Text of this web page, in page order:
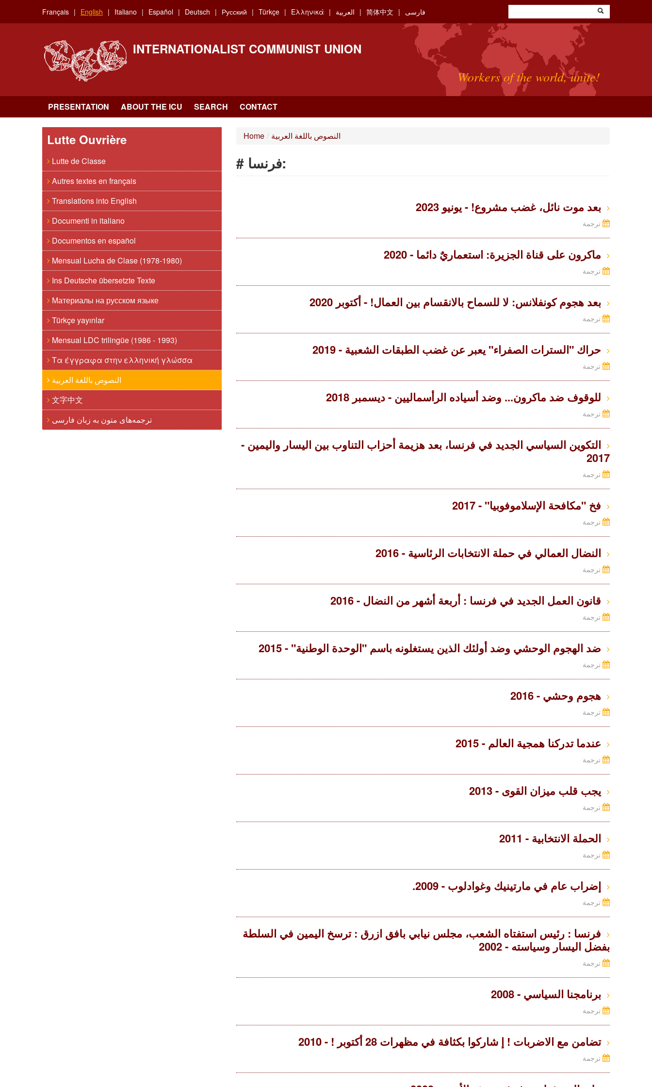
main
Français English Italiano Español Deutsch Русский Türkçe Ελληνικά العربية 简体中文 فارسی
INTERNATIONALIST COMMUNIST UNION
Workers of the world, unite!
PRESENTATION ABOUT THE ICU SEARCH CONTACT
Lutte Ouvrière
Lutte de Classe
Autres textes en français
Translations into English
Documenti in italiano
Documentos en español
Mensual Lucha de Clase (1978-1980)
Ins Deutsche übersetzte Texte
Материалы на русском языке
Türkçe yayınlar
Mensual LDC trilingüe (1986 - 1993)
Τα έγγραφα στην ελληνική γλώσσα
النصوص باللغة العربية
文字中文
ترجمه‌های متون به زبان فارسی
Home / النصوص باللغة العربية
# فرنسا:
بعد موت نائل، غضب مشروع! - يونيو 2023
ترجمة
ماكرون على قناة الجزيرة: استعماريٌ دائما - 2020
ترجمة
بعد هجوم كونفلانس: لا للسماح بالانقسام بين العمال! - أكتوبر 2020
ترجمة
حراك "السترات الصفراء" يعبر عن غضب الطبقات الشعبية - 2019
ترجمة
للوقوف ضد ماكرون... وضد أسياده الرأسماليين - ديسمبر 2018
ترجمة
التكوين السياسي الجديد في فرنسا، بعد هزيمة أحزاب التناوب بين اليسار واليمين -
2017
ترجمة
فخ "مكافحة الإسلاموفوبيا" - 2017
ترجمة
النضال العمالي في حملة الانتخابات الرئاسية - 2016
ترجمة
قانون العمل الجديد في فرنسا : أربعة أشهر من النضال - 2016
ترجمة
ضد الهجوم الوحشي وضد أولئك الذين يستغلونه باسم "الوحدة الوطنية" - 2015
ترجمة
هجوم وحشي - 2016
ترجمة
عندما تدركنا همجية العالم - 2015
ترجمة
يجب قلب ميزان القوى - 2013
ترجمة
الحملة الانتخابية - 2011
ترجمة
إضراب عام في مارتينيك وغوادلوب - 2009.
ترجمة
فرنسا : رئيس استفتاه الشعب، مجلس نيابي بافق ازرق : ترسخ اليمين في السلطة
بفضل اليسار وسياسته - 2002
ترجمة
برنامجنا السياسي - 2008
ترجمة
تضامن مع الاضربات ! إ شاركوا بكثافة في مظهرات 28 أكتوبر !‬ - 2010
ترجمة